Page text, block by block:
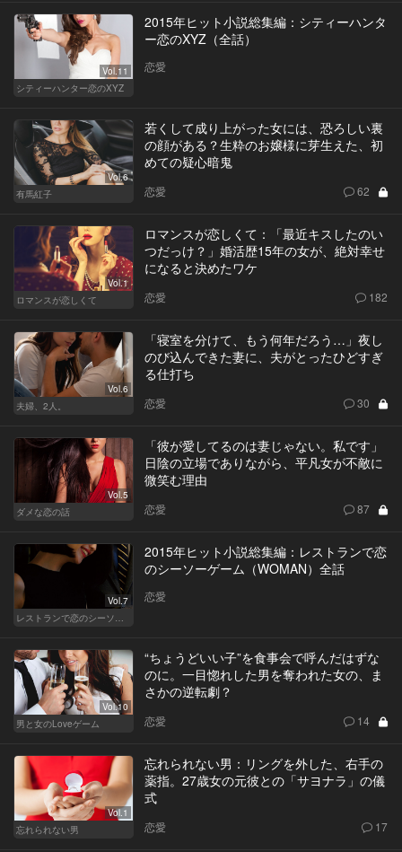
Vol.11
シティーハンター恋のXYZ
2015年ヒット小説総集編：シティーハンタ
ー恋のXYZ（全話）
恋愛
Vol.6
有馬紅子
若くして成り上がった女には、恐ろしい裏
の顔がある？生粋のお嬢様に芽生えた、初
めての疑心暗鬼
恋愛 62
Vol.1
ロマンスが恋しくて
ロマンスが恋しくて：「最近キスしたのい
つだっけ？」婚活歴15年の女が、絶対幸せ
になると決めたワケ
恋愛 182
Vol.6
夫婦、2人。
「寝室を分けて、もう何年だろう…」夜し
のび込んできた妻に、夫がとったひどすぎ
る仕打ち
恋愛 30
Vol.5
ダメな恋の話
「彼が愛してるのは妻じゃない。私です」
日陰の立場でありながら、平凡女が不敵に
微笑む理由
恋愛 87
Vol.7
2015年ヒット小説総集編：レストランで恋
のシーソーゲーム（WOMAN）全話
恋愛
Vol.10
男と女のLoveゲーム
“ちょうどいい子”を食事会で呼んだはずな
のに。一目惚れした男を奪われた女の、ま
さかの逆転劇？
恋愛 14
Vol.1
忘れられない男
忘れられない男：リングを外した、右手の
薬指。27歳女の元彼との「サヨナラ」の儀
式
恋愛 17